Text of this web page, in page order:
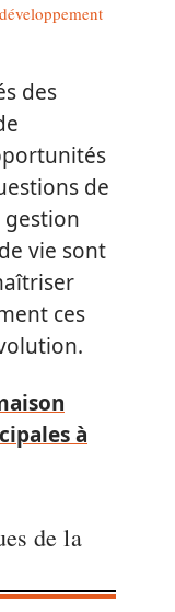
des
de
vie sont
ces
à
de la